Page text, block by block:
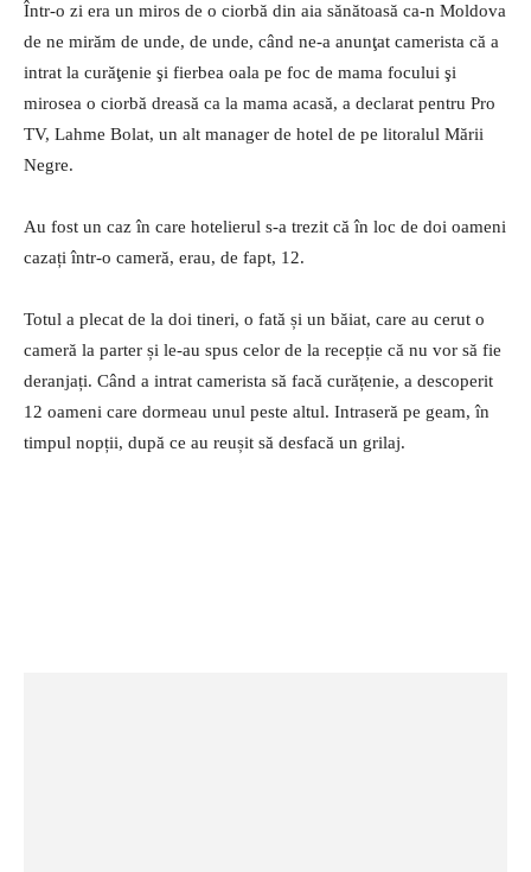
Într-o zi era un miros de o ciorbă din aia sănătoasă ca-n Moldova
de ne mirăm de unde, de unde, când ne-a anunţat camerista că a
intrat la curăţenie şi fierbea oala pe foc de mama focului şi
mirosea o ciorbă dreasă ca la mama acasă, a declarat pentru Pro
TV, Lahme Bolat, un alt manager de hotel de pe litoralul Mării
Negre.
Au fost un caz în care hotelierul s-a trezit că în loc de doi oameni
cazați într-o cameră, erau, de fapt, 12.
Totul a plecat de la doi tineri, o fată și un băiat, care au cerut o
cameră la parter și le-au spus celor de la recepție că nu vor să fie
deranjați. Când a intrat camerista să facă curățenie, a descoperit
12 oameni care dormeau unul peste altul. Intraseră pe geam, în
timpul nopții, după ce au reușit să desfacă un grilaj.